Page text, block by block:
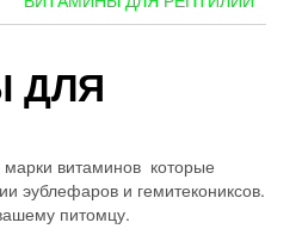
ДЛЯ
витаминов которые
эублефаров и гемитекониксов.
питомцу.